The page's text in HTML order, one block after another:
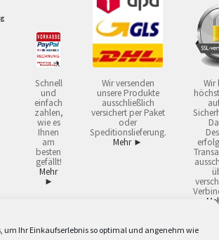
um Ihr Einkaufserlebnis so optimal und angenehm wie
Schnell
und
einfach
zahlen,
wie es
Ihnen
am
besten
gefällt!
Mehr
►
Wir versenden
unsere Produkte
ausschließlich
versichert per Paket
oder
Speditionslieferung.
Mehr ►
Wir